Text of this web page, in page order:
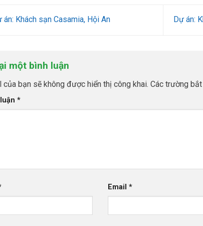
án: Khách sạn Casamia, Hội An Dự án:
một bình luận
của bạn sẽ không được hiển thị công khai. Các trường
*
Email *